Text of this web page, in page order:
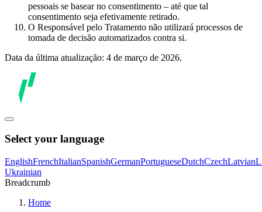
pessoais se basear no consentimento – até que tal
consentimento seja efetivamente retirado.
O Responsável pelo Tratamento não utilizará processos de
tomada de decisão automatizados contra si.
Data da última atualização: 4 de março de 2026.
Select your language
EnglishFrenchItalianSpanishGermanPortugueseDutchCzechLatvian
Ukrainian
Breadcrumb
Home